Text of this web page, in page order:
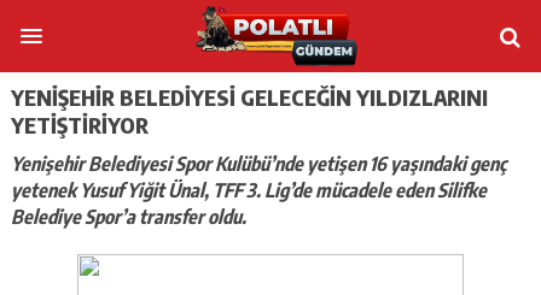
YENIŞEHIR BELEDIYESI GELECEĞIN YILDIZLARINI
YETIŞTIRIYOR
Yenişehir Belediyesi Spor Kulübü’nde yetişen 16 yaşındaki genç
yetenek Yusuf Yiğit Ünal, TFF 3. Lig’de mücadele eden Silifke
Belediye Spor’a transfer oldu.